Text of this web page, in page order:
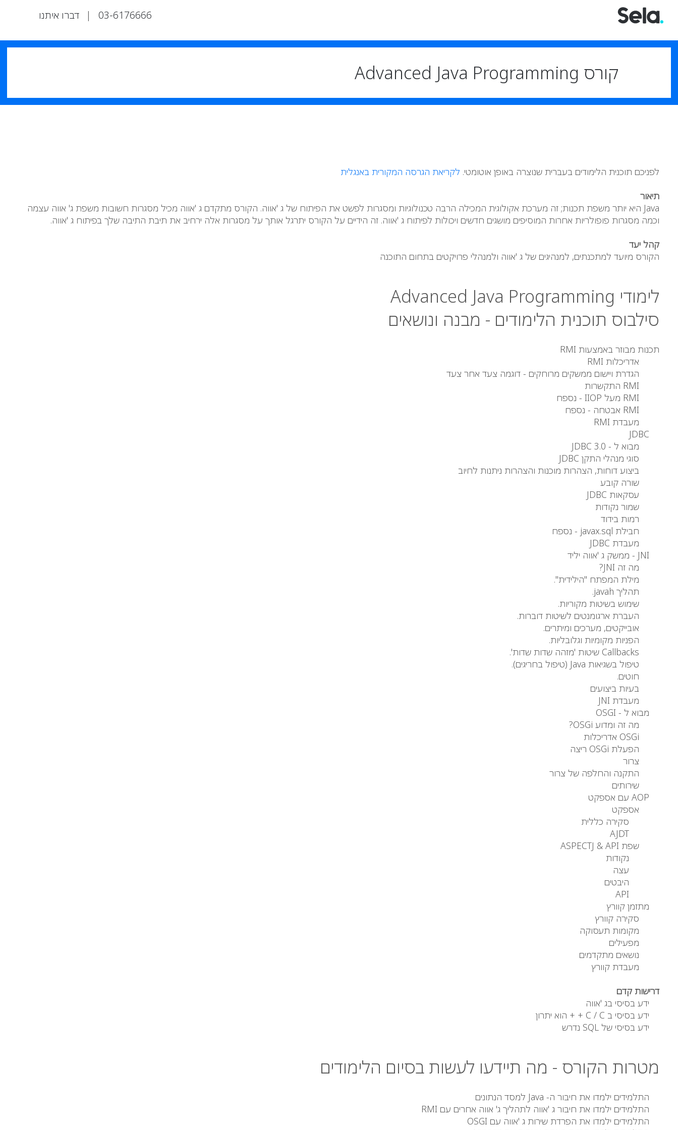
03-6176666
| דברו איתנו
קורס Advanced Java Programming
לפניכם תוכנית הלימודים בעברית שנוצרה באופן אוטומטי. לקריאת הגרסה המקורית באנגלית
תיאור
Java היא יותר משפת תכנות; זה מערכת אקולוגית המכילה הרבה טכנולוגיות ומסגרות לפשט את הפיתוח של ג 'אווה. הקורס מתקדם ג 'אווה מכיל מסגרות חשובות משפת ג' אווה עצמה
וכמה מסגרות פופולריות אחרות המוסיפים מושגים חדשים ויכולות לפיתוח ג 'אווה. זה הידיים על הקורס יתרגל אותך על מסגרות אלה ירחיב את תיבת התיבה שלך בפיתוח ג 'אווה.
קהל יעד
הקורס מיועד למתכנתים, למנהיגים של ג 'אווה ולמנהלי פרויקטים בתחום התוכנה
לימודי Advanced Java Programming
סילבוס תוכנית הלימודים - מבנה ונושאים
תכנות מבוזר באמצעות RMI
אדריכלות RMI
הגדרת ויישום ממשקים מרוחקים - דוגמה צעד אחר צעד
מעבדת RMI
מבוא ל - JDBC 3.0
סוגי מנהלי התקן JDBC
ביצוע דוחות, הצהרות מוכנות והצהרות ניתנות לחיוב
שורה קובע
עסקאות JDBC
שמור נקודות
רמות בידוד
חבילת javax.sql - נספח
מעבדת JDBC
מה זה JNI?
מילת המפתח "הילידית".
תהליך javah.
שימוש בשיטות מקוריות.
העברת ארגומנטים לשיטות דוברות.
אובייקטים, מערכים ומיתרים.
הפניות מקומיות וגלובליות.
טיפול בשגיאות Java (טיפול בחריגים).
חוטים.
בעיות ביצועים
מעבדת JNI
מבוא ל - OSGI
מה זה ומדוע OSGi?
הפעלת OSGi ריצה
צרור
התקנה והחלפה של צרור
שירותים
אספקט
סקירה כללית
שפת ASPECTJ & API
נקודות
עצה
היבטים
מתזמן קוורץ
סקירה קוורץ
מקומות תעסוקה
מפעילים
נושאים מתקדמים
מעבדת קוורץ
דרישות קדם
ידע בסיסי בג 'אווה
ידע בסיסי ב C / C + + הוא יתרון
ידע בסיסי של SQL נדרש
מטרות הקורס - מה תיידעו לעשות בסיום הלימודים
התלמידים ילמדו את חיבור ה- Java למסד הנתונים
התלמידים ילמדו את חיבור ג 'אווה לתהליך ג' אווה אחרים עם RMI
התלמידים ילמדו את הפרדת שירות ג 'אווה עם OSGI